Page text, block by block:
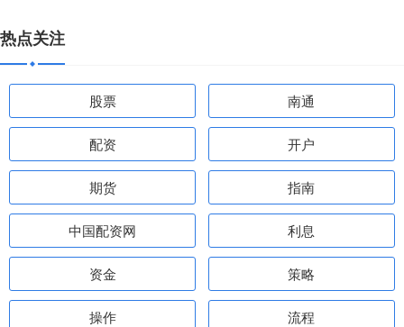
热点关注
股票 南通
配资 开户
期货 指南
中国配资网 利息
资金 策略
操作 流程